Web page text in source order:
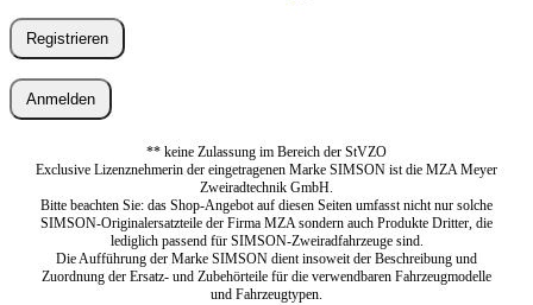
Registrieren
Anmelden
** keine Zulassung im Bereich der StVZO
Exclusive Lizenznehmerin der eingetragenen Marke SIMSON ist die MZA Meyer
Zweiradtechnik GmbH.
Bitte beachten Sie: das Shop-Angebot auf diesen Seiten umfasst nicht nur solche
SIMSON-Originalersatzteile der Firma MZA sondern auch Produkte Dritter, die
lediglich passend für SIMSON-Zweiradfahrzeuge sind.
Die Aufführung der Marke SIMSON dient insoweit der Beschreibung und
Zuordnung der Ersatz- und Zubehörteile für die verwendbaren Fahrzeugmodelle
und Fahrzeugtypen.